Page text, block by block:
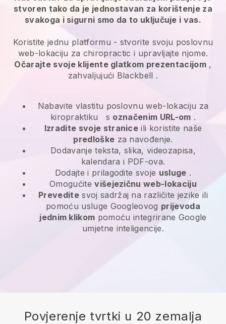
stvoren tako da je jednostavan za korištenje za
svakoga i sigurni smo da to uključuje i vas.
Koristite jednu platformu - stvorite svoju poslovnu
web-lokaciju za chiropractic i upravljajte njome.
Očarajte svoje klijente glatkom prezentacijom,
zahvaljujući Blackbell .
Nabavite vlastitu poslovnu web-lokaciju za
kiropraktiku
s označenim URL-om .
Izradite svoje stranice ili koristite naše
predloške za navođenje.
Dodavanje teksta, slika, videozapisa,
kalendara i PDF-ova.
Dodajte i prilagodite svoje usluge .
Omogućitevišejezičnu web-lokaciju
Prevedite svoj sadržaj na različite jezike ili
pomoću usluge Googleovog prijevoda
jednim klikom pomoću integrirane Google
umjetne inteligencije.
Povjerenje tvrtki u 20 zemalja